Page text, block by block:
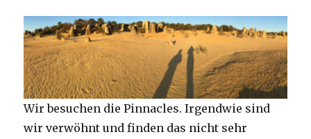
Wir besuchen die Pinnacles. Irgendwie sind
wir verwöhnt und finden das nicht sehr